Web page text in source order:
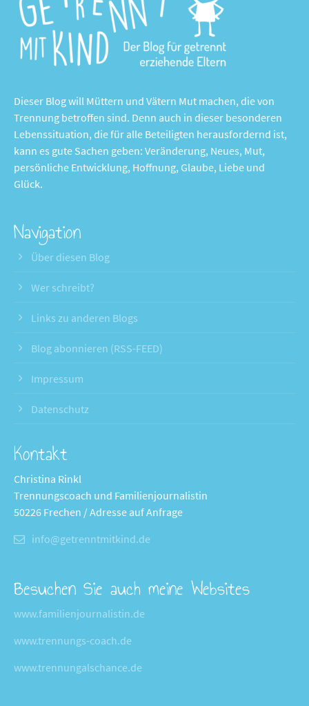
Dieser Blog will Müttern und Vätern Mut machen, die von
Trennung betroffen sind. Denn auch in dieser besonderen
Lebenssituation, die für alle Beteiligten herausfordernd ist,
kann es gute Sachen geben: Veränderung, Neues, Mut,
persönliche Entwicklung, Hoffnung, Glaube, Liebe und
Glück.
Navigation
Über diesen Blog
Wer schreibt?
Links zu anderen Blogs
Blog abonnieren (RSS-FEED)
Impressum
Datenschutz
Kontakt
Christina Rinkl
Trennungscoach und Familienjournalistin
50226 Frechen / Adresse auf Anfrage
info@getrenntmitkind.de
Besuchen Sie auch meine Websites
www.familienjournalistin.de
www.trennungs-coach.de
www.trennungalschance.de